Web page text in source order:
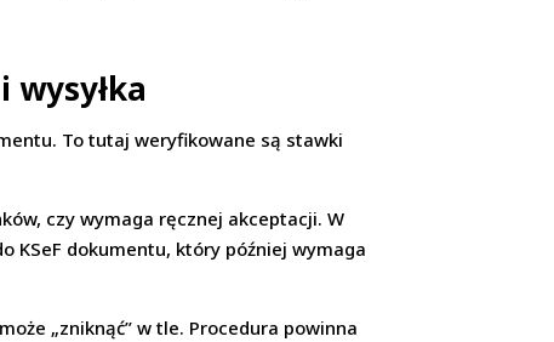
wysyłka
To tutaj weryfikowane są stawki
czy wymaga ręcznej akceptacji. W
KSeF dokumentu, który później wymaga
„zniknąć” w tle. Procedura powinna